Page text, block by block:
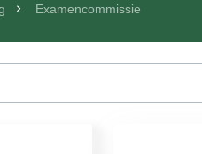
Examencommissie